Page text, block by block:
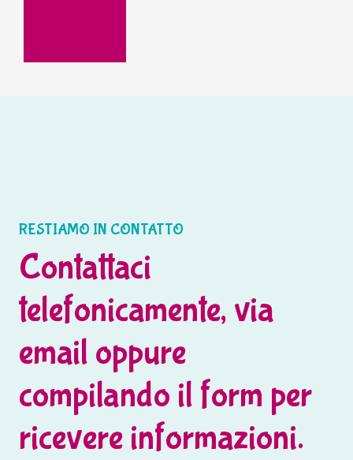
RESTIAMO IN CONTATTO
Contattaci
telefonicamente, via
email oppure
compilando il form per
ricevere informazioni.